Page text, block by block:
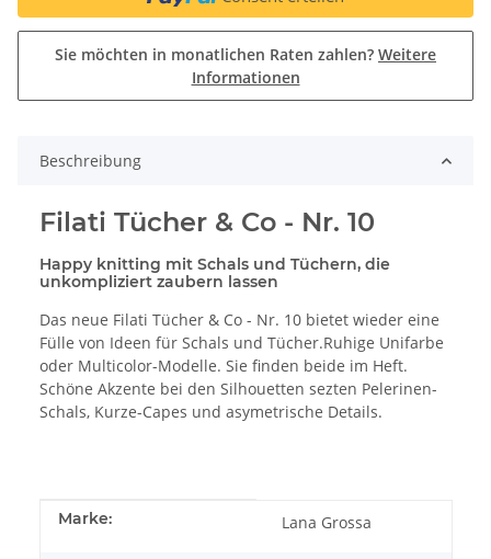
Sie möchten in monatlichen Raten zahlen? Weitere
Informationen
Beschreibung
Filati Tücher & Co - Nr. 10
Happy knitting mit Schals und Tüchern, die
unkompliziert zaubern lassen
Das neue Filati Tücher & Co - Nr. 10 bietet wieder eine
Fülle von Ideen für Schals und Tücher.Ruhige Unifarbe
oder Multicolor-Modelle. Sie finden beide im Heft.
Schöne Akzente bei den Silhouetten sezten Pelerinen-
Schals, Kurze-Capes und asymetrische Details.
Produkteigenschaft
Wert
Marke: Lana Grossa